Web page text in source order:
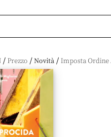
/ Prezzo / Novità /